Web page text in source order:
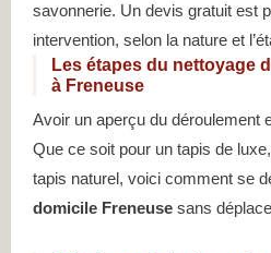
savonnerie. Un devis gratuit est
intervention, selon la nature et
Les étapes du nettoyage
à Freneuse
Avoir un aperçu du déroulement
Que ce soit pour un tapis de
tapis naturel, voici comment se
domicile Freneuse sans